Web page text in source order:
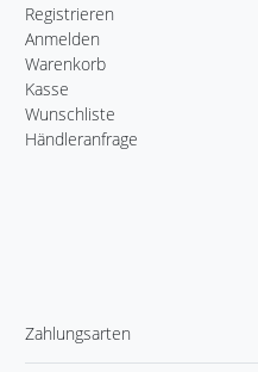
Registrieren
Anmelden
Warenkorb
Kasse
Wunschliste
Händleranfrage
Zahlungsarten